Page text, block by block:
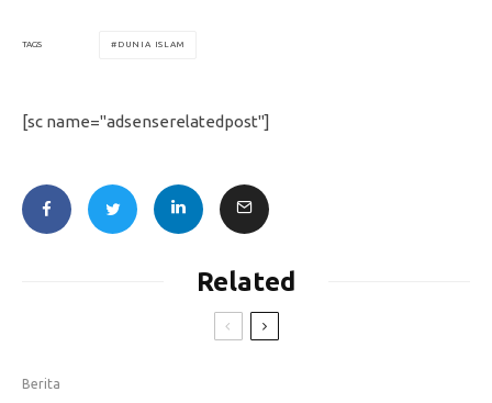
TAGS DUNIA ISLAM
[sc name="adsenserelatedpost"]
Related
Berita